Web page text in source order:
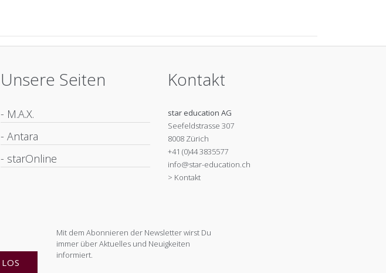
Unsere Seiten
- M.A.X.
- Antara
- starOnline
Kontakt
star education AG
Seefeldstrasse 307
8008 Zürich
+41 (0)44 3835577
info@star-education.ch
> Kontakt
Mit dem Abonnieren der Newsletter wirst Du
immer über Aktuelles und Neuigkeiten
informiert.